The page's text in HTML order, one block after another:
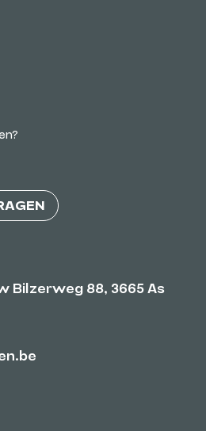
Bilzerweg 88, 3665 As